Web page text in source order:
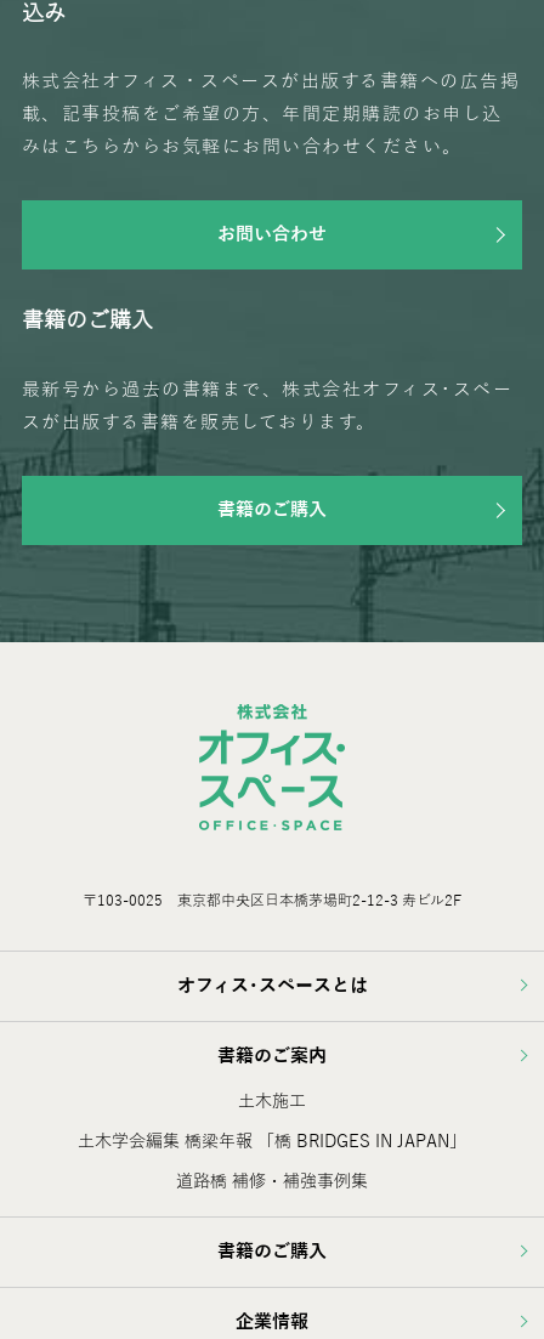
込み
株式会社オフィス・スペースが出版する書籍への広告掲
載、記事投稿をご希望の方、年間定期購読のお申し込
みはこちらからお気軽にお問い合わせください。
お問い合わせ
書籍のご購入
最新号から過去の書籍まで、株式会社オフィス･スペー
スが出版する書籍を販売しております。
書籍のご購入
〒103-0025 東京都中央区日本橋茅場町2-12-3 寿ビル2F
オフィス･スペースとは
書籍のご案内
土木施工
土木学会編集 橋梁年報 「橋 BRIDGES IN JAPAN」
道路橋 補修・補強事例集
書籍のご購入
企業情報